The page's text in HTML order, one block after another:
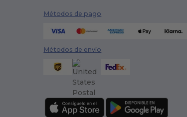
Métodos de pago
Métodos de envío